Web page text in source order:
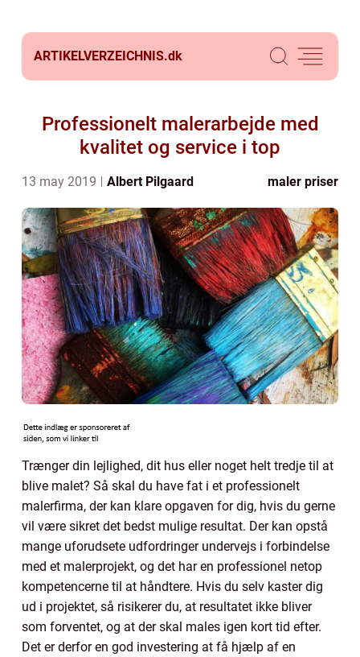
ARTIKELVERZEICHNIS.dk
Professionelt malerarbejde med
kvalitet og service i top
13 may 2019 Albert Pilgaard maler priser
Trænger din lejlighed, dit hus eller noget helt tredje til at
blive malet? Så skal du have fat i et professionelt
malerfirma, der kan klare opgaven for dig, hvis du gerne
vil være sikret det bedst mulige resultat. Der kan opstå
mange uforudsete udfordringer undervejs i forbindelse
med et malerprojekt, og det har en professionel netop
kompetencerne til at håndtere. Hvis du selv kaster dig
ud i projektet, så risikerer du, at resultatet ikke bliver
som forventet, og at der skal males igen kort tid efter.
Det er derfor en god investering at få hjælp af en